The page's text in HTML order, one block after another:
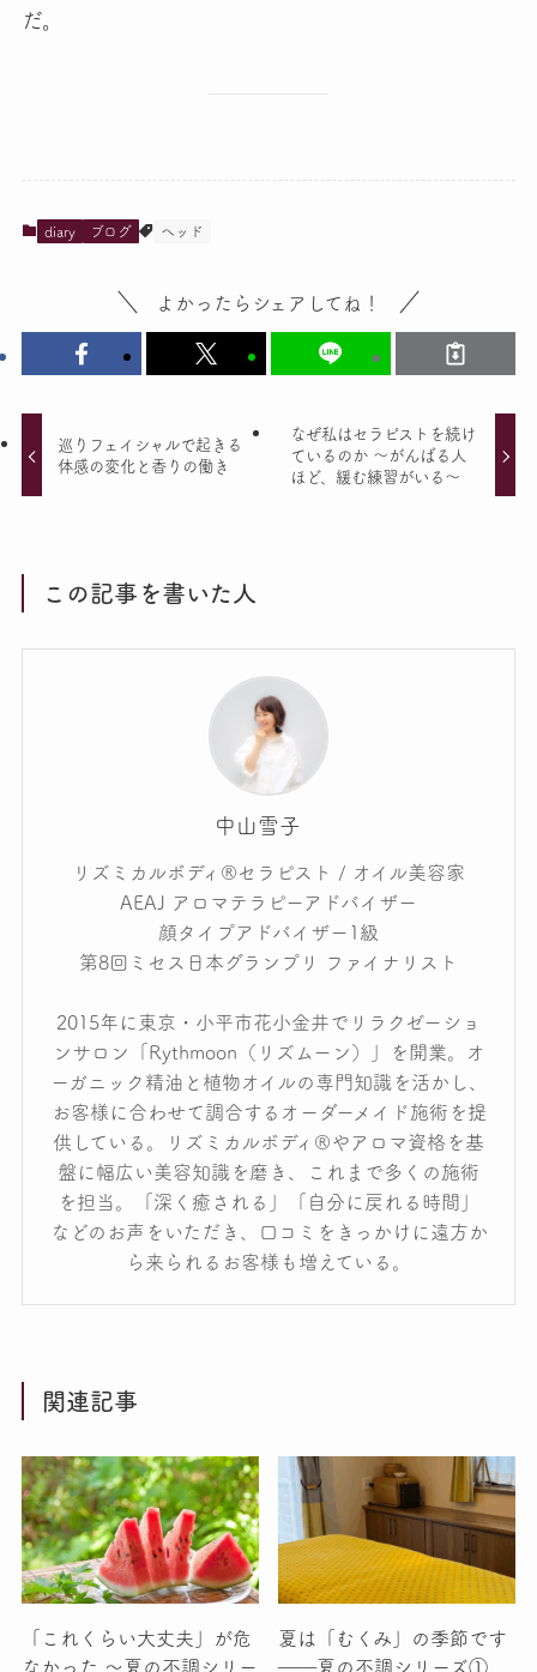
だ。
diary ブログ ヘッド
よかったらシェアしてね！
巡りフェイシャルで起きる
体感の変化と香りの働き
なぜ私はセラピストを続け
ているのか 〜がんばる人
ほど、緩む練習がいる〜
この記事を書いた人
中山雪子
リズミカルボディ®セラピスト / オイル美容家
AEAJ アロマテラピーアドバイザー
顔タイプアドバイザー1級
第8回ミセス日本グランプリ ファイナリスト
2015年に東京・小平市花小金井でリラクゼーショ
ンサロン「Rythmoon（リズムーン）」を開業。オ
ーガニック精油と植物オイルの専門知識を活かし、
お客様に合わせて調合するオーダーメイド施術を提
供している。リズミカルボディ®やアロマ資格を基
盤に幅広い美容知識を磨き、これまで多くの施術
を担当。「深く癒される」「自分に戻れる時間」
などのお声をいただき、口コミをきっかけに遠方か
ら来られるお客様も増えている。
関連記事
「これくらい大丈夫」が危
なかった 〜夏の不調シリー
夏は「むくみ」の季節です
――夏の不調シリーズ①